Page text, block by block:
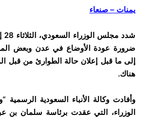
يمنات – صنعاء
ضرورة عودة الأوضاع في عدن وبعض
إلى ما قبل إعلان حالة الطوارئ من قبل
هناك.
وأفادت وكالة الأنباء السعودية
الوزراء، التي عقدت برئاسة سلمان بن